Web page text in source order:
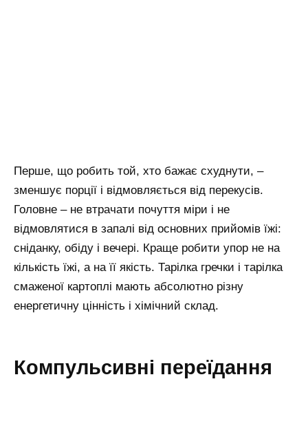
Перше, що робить той, хто бажає схуднути, –
зменшує порції і відмовляється від перекусів.
Головне – не втрачати почуття міри і не
відмовлятися в запалі від основних прийомів їжі:
сніданку, обіду і вечері. Краще робити упор не на
кількість їжі, а на її якість. Тарілка гречки і тарілка
смаженої картоплі мають абсолютно різну
енергетичну цінність і хімічний склад.
Компульсивні переїдання